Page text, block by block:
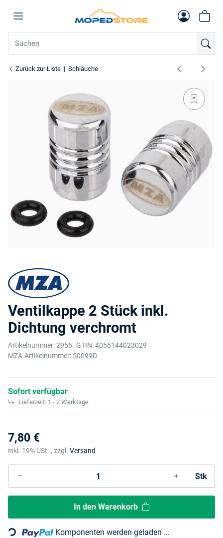
Zurück zur Liste Schläuche
Ventilkappe 2 Stück inkl.
Dichtung verchromt
Artikelnummer:2956 GTIN:4056144023029
MZA-Artikelnummer: 50099D
Sofort verfügbar
Lieferzeit: 1 - 2 Werktage
7,80 €
inkl. 19% USt. , zzgl. Versand
Stk
In den Warenkorb
Loading... Komponenten werden geladen ...